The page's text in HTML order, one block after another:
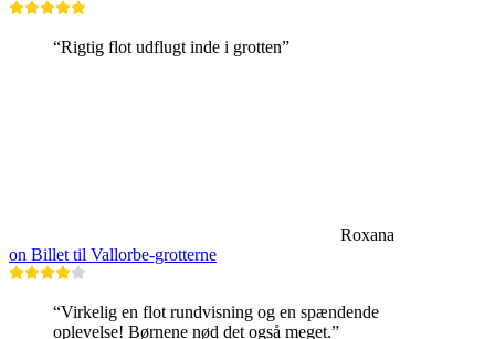
“Rigtig flot udflugt inde i grotten”
Roxana
on Billet til Vallorbe-grotterne
“Virkelig en flot rundvisning og en spændende
oplevelse! Børnene nød det også meget.”